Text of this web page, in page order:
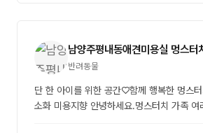
남양주평내동애견미용실 멍스터
반려동물
단 한 아이를 위한 공간♡함께 행복한 멍스
소화 미용지향 안녕하세요.멍스터치 가족 여러분 평내동에서 호평